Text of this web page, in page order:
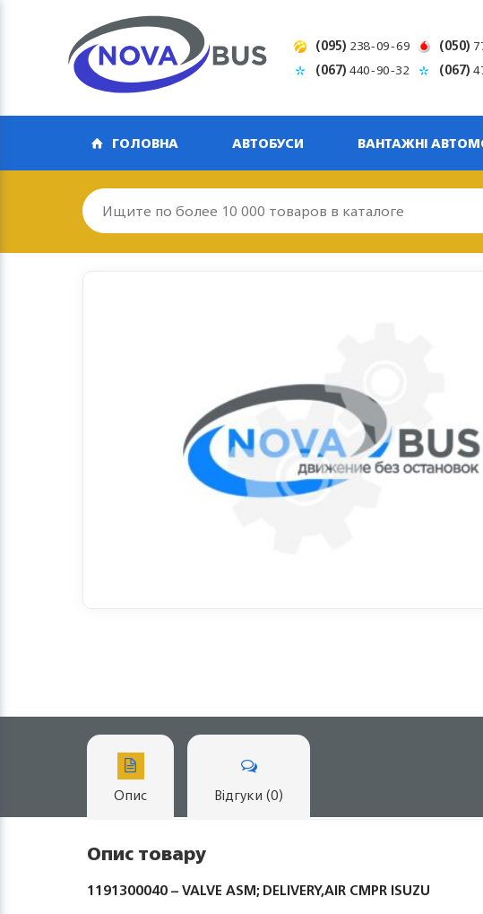
(095) 238-09-69 (050)
(067)440-90-32 (067)
ГОЛОВНА АВТОБУСИ ВАНТАЖНІ
Опис Відгуки (0)
Опис товару
1191300040 – VALVE ASM; DELIVERY,AIR CMPR ISUZU